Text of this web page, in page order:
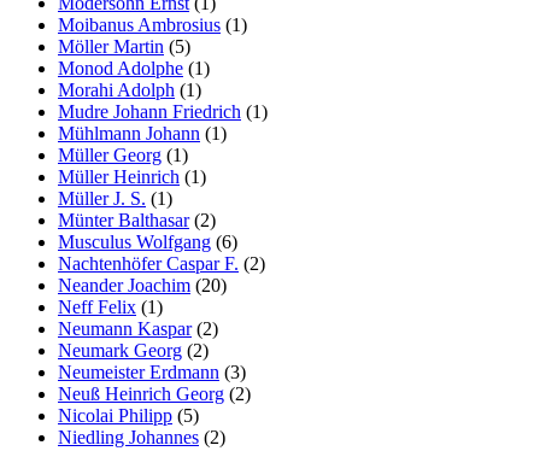
Moibanus Ambrosius (1)
Möller Martin (5)
Monod Adolphe (1)
Morahi Adolph (1)
Mudre Johann Friedrich (1)
Mühlmann Johann (1)
Müller Georg (1)
Müller Heinrich (1)
Müller J. S. (1)
Münter Balthasar(2)
Musculus Wolfgang (6)
Nachtenhöfer Caspar F. (2)
Neander Joachim (20)
Neff Felix (1)
Neumann Kaspar(2)
Neumark Georg (2)
Neumeister Erdmann (3)
Neuß Heinrich Georg (2)
Nicolai Philipp (5)
Niedling Johannes (2)